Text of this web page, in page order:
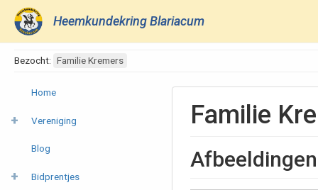
Heemkundekring Blariacum
Bezocht: Familie Kremers
Home
Vereniging
Blog
Bidprentjes
Familie
Afbeeldingen